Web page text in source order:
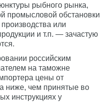
рыбного рынка,
промысловой обстановки
или
и т.п. — зачастую
российским
на таможне
цены от
ниже, чем принятые во
инструкциях у